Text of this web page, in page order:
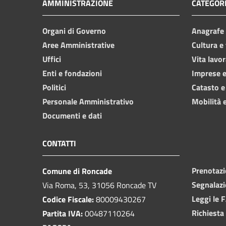
AMMINISTRAZIONE
Organi di Governo
Aree Amministrative
Uffici
Enti e fondazioni
Politici
Personale Amministrativo
Documenti e dati
Cultura
Vita
Imprese
Catasto
Mobilità
CONTATTI
Comune di Roncade
Via Roma, 53, 31056 Roncade TV
Codice Fiscale:80009430267
Partita IVA:00487110264
Leggi le